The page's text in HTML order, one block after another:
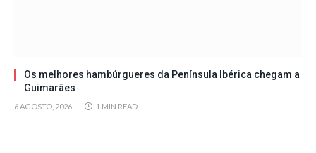
Os melhores hambúrgueres da Península Ibérica chegam a
Guimarães
6 AGOSTO, 2026 1 MIN READ